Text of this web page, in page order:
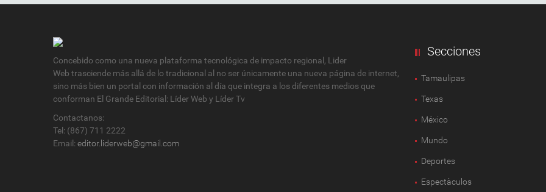
Concebido como una nueva plataforma tecnológica de impacto regional, Lider
Web trasciende más allá de lo tradicional al no ser únicamente una nueva página de internet,
sino más bien un portal con información al día que integra a los diferentes medios que
conforman El Grande Editorial: Líder Web y Líder Tv
Contactanos:
Tel: (867) 711 2222
Email: editor.liderweb@gmail.com
Secciones
Tamaulipas
Texas
México
Mundo
Deportes
Espectàculos